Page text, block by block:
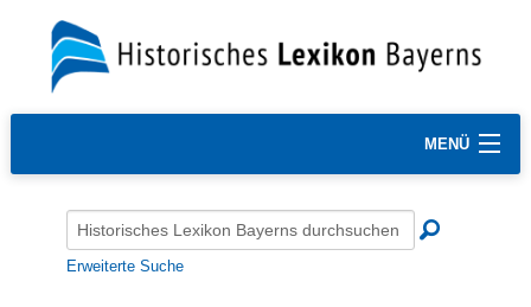
MENÜ
Erweiterte Suche